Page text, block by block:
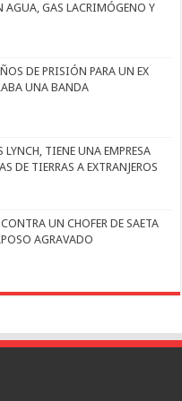
AGUA, GAS LACRIMÓGENO Y
DE PRISIÓN PARA UN EX
UNA BANDA
LYNCH, TIENE UNA EMPRESA
DE TIERRAS A EXTRANJEROS
UN CHOFER DE SAETA
AGRAVADO